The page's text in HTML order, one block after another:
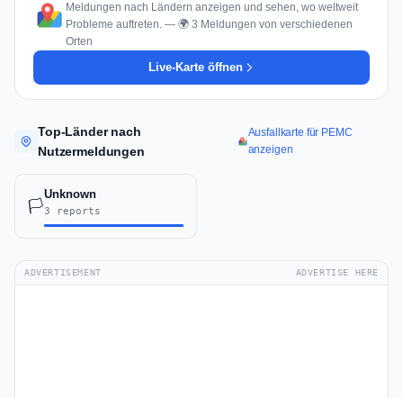
Meldungen nach Ländern anzeigen und sehen, wo weltweit
Probleme auftreten. — 🌍 3 Meldungen von verschiedenen
Orten
Live-Karte öffnen
Top-Länder nach
Nutzermeldungen
Ausfallkarte für PEMC
anzeigen
🏳️
Unknown
3 reports
ADVERTISEMENT ADVERTISE HERE